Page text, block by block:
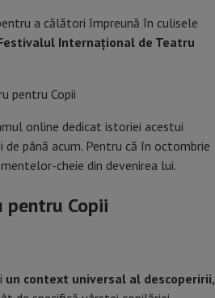
a călători împreună în culisele
Internațional de Teatru
online dedicat istoriei acestui
până acum. Pentru că în octombrie
cheie din devenirea lui.
pentru Copii
un context universal al descoperirii,